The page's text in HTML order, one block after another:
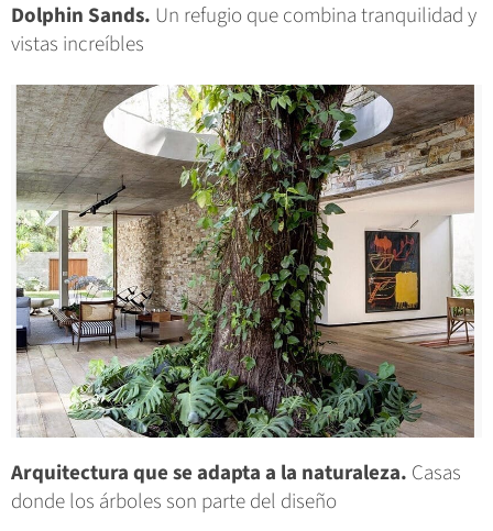
Dolphin Sands. Un refugio que combina tranquilidad y
vistas increíbles
Arquitectura que se adapta a la naturaleza. Casas
donde los árboles son parte del diseño